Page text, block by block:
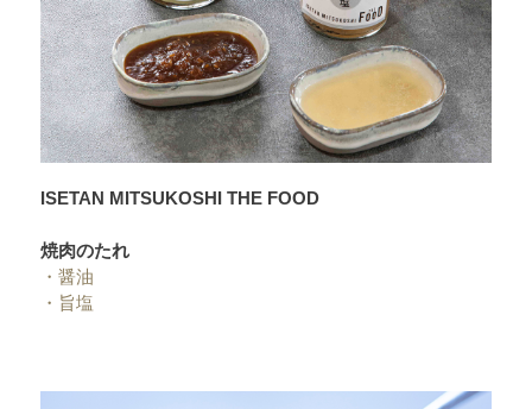
ISETAN MITSUKOSHI THE FOOD
焼肉のたれ
・ 醤油
・ 旨塩